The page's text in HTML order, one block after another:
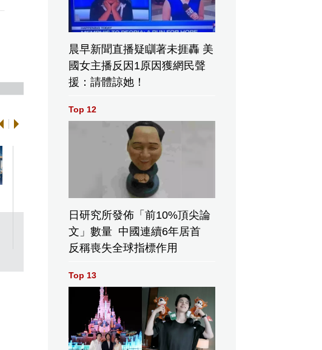
本港7 月外匯
儲備4478億美
在岸人民幣收
市創1星期新高
晨早新聞直播疑瞓著未捱轟 美
國女主播反因1原因獲網民聲
援：請體諒她！
Top 12
日研究所發佈「前10%頂尖論
文」數量 中國連續6年居首
反稱喪失全球指標作用
Top 13